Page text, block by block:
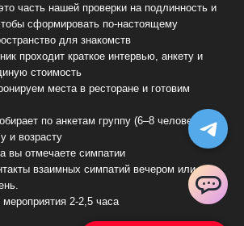
часть нашей проверки на подлинность и
сформировать по-настоящему
для знакомств
проходит краткое интервью, анкету и
стоимость
места в ресторане и готовим
по анкетам группу (6–8 человек),
и возрасту
вы отмечаете симпатии
взаимных симпатий вечером или на
2-2,5 часа
ChatApp